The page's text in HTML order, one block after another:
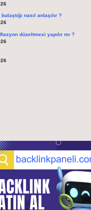
nasıl anlaşılır ?
düzeltmesi yapılır mı ?